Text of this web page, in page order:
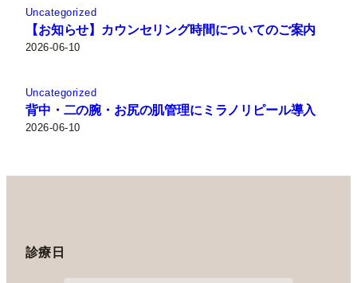
Uncategorized
【お知らせ】カウンセリング時間についてのご案内
2026-06-10
Uncategorized
背中・二の腕・お尻の肌管理にミラノリピール導入
2026-06-10
診療日